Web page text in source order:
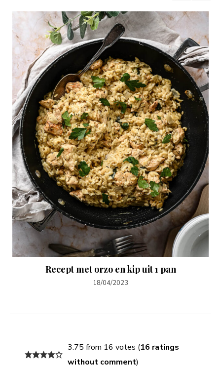
Recept met orzo en kip uit 1 pan
18/04/2023
3.75 from 16 votes (16 ratings
without comment)